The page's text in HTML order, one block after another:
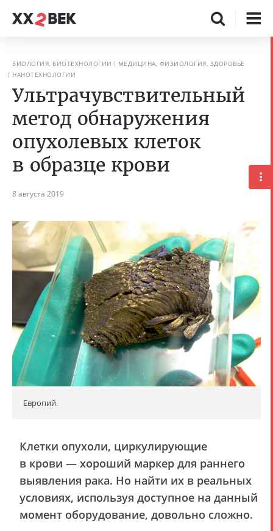
БИОЛОГИЯ, БИОТЕХНОЛОГИИ
МЕДИЦИНА, ФИЗИОЛОГИЯ, ЗДОРОВЬЕ
НАНОТЕХНОЛОГИИ
Ультрачувствительный
метод обнаружения
опухолевых клеток
в образце крови
8 августа 2019
Европий.
Клетки опухоли, циркулирующие
в крови — хороший маркер для раннего
выявления рака. Но найти их в реальных
условиях, используя доступное на данный
момент оборудование, довольно сложно.